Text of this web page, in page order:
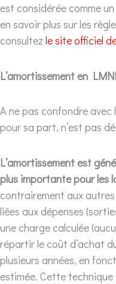
est considérée comme
en savoir plus sur les
consultez le site officiel
L’amortissement en
A ne pas confondre avec
pour sa part, n’est pas
L’amortissement est
plus importante pour les
contrairement aux
liées aux dépenses
une charge calculée
répartir le coût d’achat
plusieurs années, en
estimée. Cette